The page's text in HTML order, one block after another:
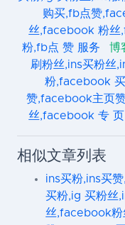
购买,fb点赞
丝,facebook 粉
粉,fb点 赞 服务
博
刷粉丝,ins买粉丝
粉,facebook
赞,facebook主页
丝,facebook 专
相似文章列表
ins买粉,ins买
买粉,ig 买粉丝
丝,facebook粉